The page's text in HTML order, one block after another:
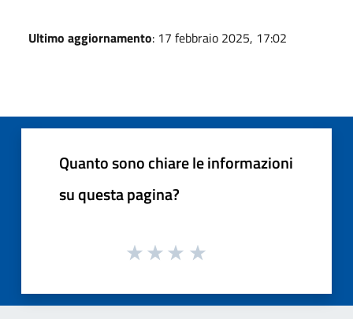
Ultimo aggiornamento: 17 febbraio 2025, 17:02
Quanto sono chiare le informazioni
su questa pagina?